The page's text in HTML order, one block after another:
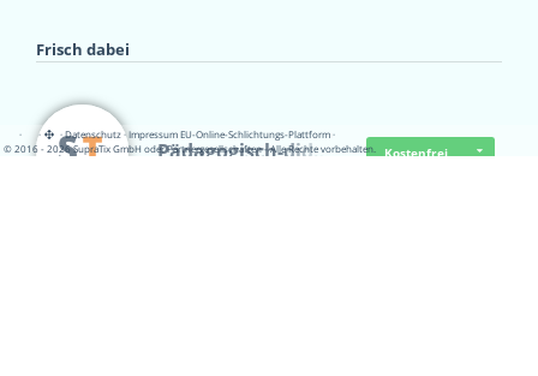
Frisch dabei
Pädagogisch-did… Kostenfrei
· · ·Datenschutz·Impressum EU-Online-Schlichtungs-Plattform·
© 2016 - 2026 SupraTix GmbH oder Partnergesellschaften - Alle Rechte vorbehalten.